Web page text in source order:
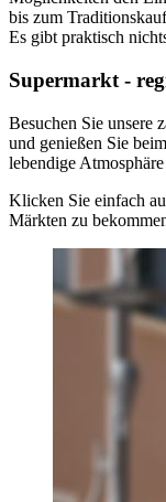
bis zum
Es gibt praktisch
Supermarkt -
Besuchen Sie unsere
und genießen Sie
lebendige
Klicken Sie einfach
Märkten zu